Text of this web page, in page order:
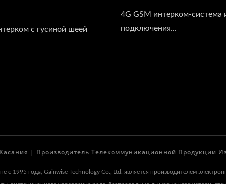
с гусиной шеей
4G GSM интерком-система
подключения...
| Производитель Телекоммуникационной Продукции
с 1995 года, Gainwise Technology Co., Ltd. является производителем